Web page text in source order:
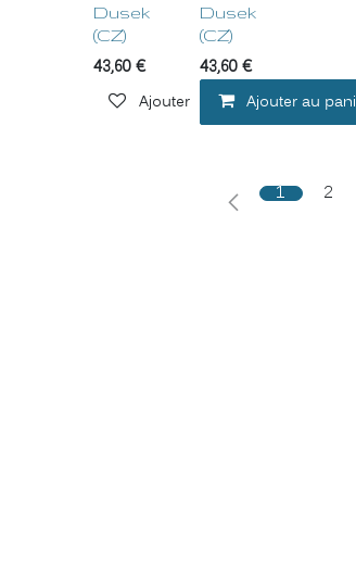
Dusek
(CZ)
43,60€
Ajouter à la liste de souhaits
Dusek
(CZ)
43,60€
Ajouter au
1 2